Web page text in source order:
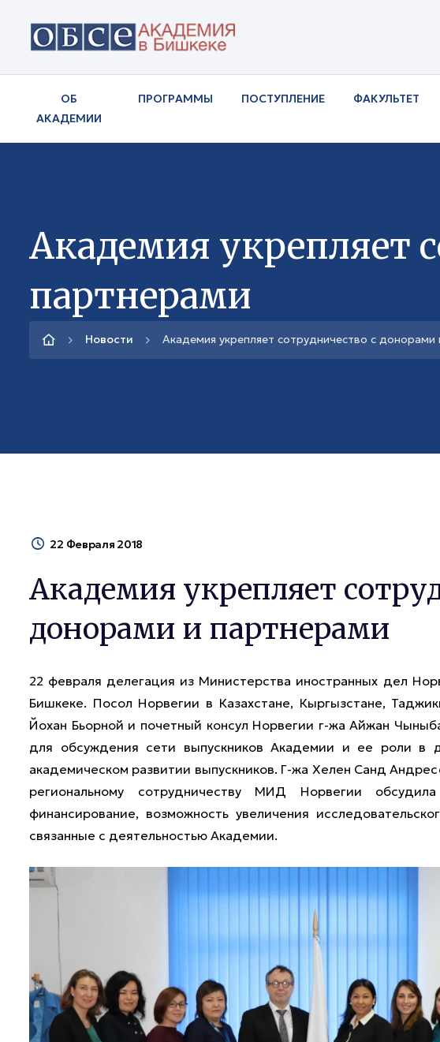
ОБ
АКАДЕМИИ
ПРОГРАММЫ ПОСТУПЛЕНИЕ ФАКУЛЬТЕТ
Академия укрепляет
партнерами
Новости Академия укрепляет сотрудничество с донорами
22 Февраля 2018
Академия укрепляет
донорами и партнерами
22 февраля делегация из Министерства иностранных дел
Бишкеке. Посол Норвегии в Казахстане, Кыргызстане,
Йохан Бьорной и почетный консул Норвегии г-жа Айжан
для обсуждения сети выпускников Академии и ее роли в
академическом развитии выпускников. Г-жа Хелен Санд
региональному сотрудничеству МИД Норвегии
финансирование, возможность увеличения
связанные с деятельностью Академии.